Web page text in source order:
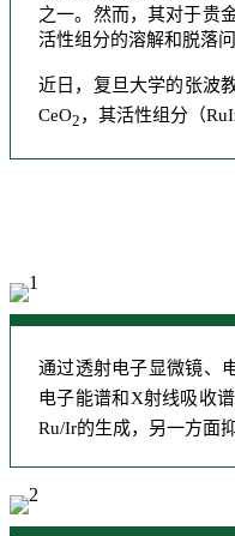
之一。然而，其对于贵
活性组分的溶解和脱落
近日，复旦大学的张波
CeO2 ，其活性组分（
通过透射电子显微镜、
电子能谱和X射线吸收
Ru/Ir的生成，另一方面